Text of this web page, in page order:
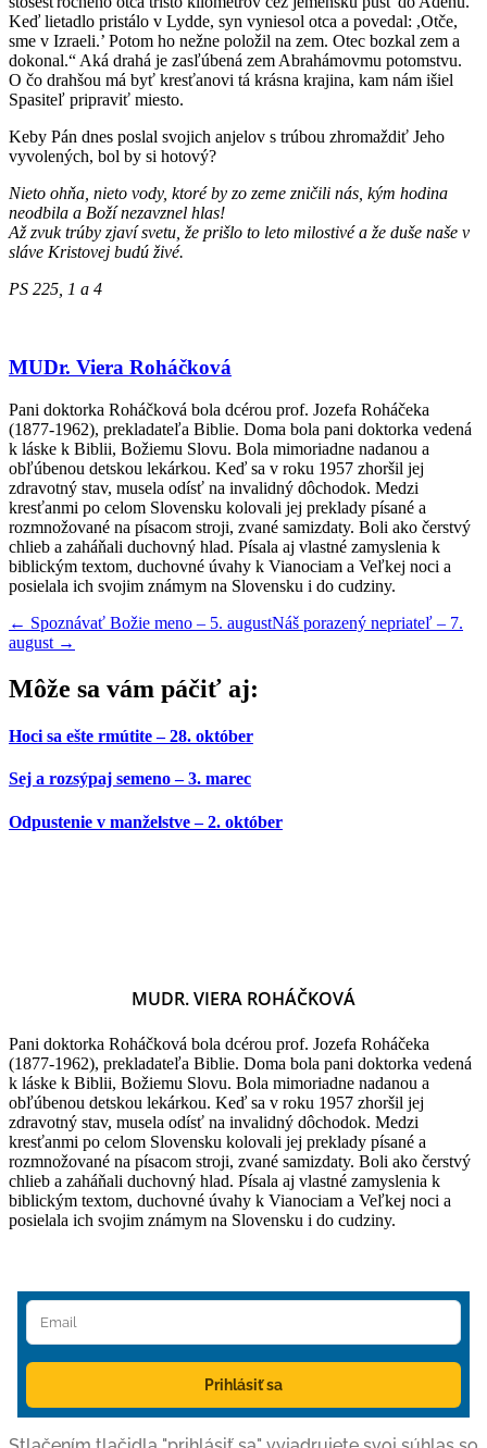
Keď lietadlo pristálo v Lydde, syn vyniesol otca a povedal: ,Otče,
sme v Izraeli.’ Potom ho nežne položil na zem. Otec bozkal zem a
dokonal.“ Aká drahá je zasľúbená zem Abrahámovmu potomstvu.
O čo drahšou má byť kresťanovi tá krásna krajina, kam nám išiel
Spasiteľ pripraviť miesto.
Keby Pán dnes poslal svojich anjelov s trúbou zhromaždiť Jeho
vyvolených, bol by si hotový?
Nieto ohňa, nieto vody, ktoré by zo zeme zničili nás, kým hodina
neodbila a Boží nezavznel hlas!
Až zvuk trúby zjaví svetu, že prišlo to leto milostivé a že duše naše v
sláve Kristovej budú živé.
PS 225, 1 a 4
MUDr. Viera Roháčková
Pani doktorka Roháčková bola dcérou prof. Jozefa Roháčeka
(1877-1962), prekladateľa Biblie. Doma bola pani doktorka vedená
k láske k Biblii, Božiemu Slovu. Bola mimoriadne nadanou a
obľúbenou detskou lekárkou. Keď sa v roku 1957 zhoršil jej
zdravotný stav, musela odísť na invalidný dôchodok. Medzi
kresťanmi po celom Slovensku kolovali jej preklady písané a
rozmnožované na písacom stroji, zvané samizdaty. Boli ako čerstvý
chlieb a zaháňali duchovný hlad. Písala aj vlastné zamyslenia k
biblickým textom, duchovné úvahy k Vianociam a Veľkej noci a
posielala ich svojim známym na Slovensku i do cudziny.
← Spoznávať Božie meno – 5. augustNáš porazený nepriateľ – 7.
august →
Môže sa vám páčiť aj:
Hoci sa ešte rmútite – 28. október
Sej a rozsýpaj semeno – 3. marec
Odpustenie v manželstve – 2. október
MUDR. VIERA ROHÁČKOVÁ
Pani doktorka Roháčková bola dcérou prof. Jozefa Roháčeka
(1877-1962), prekladateľa Biblie. Doma bola pani doktorka vedená
k láske k Biblii, Božiemu Slovu. Bola mimoriadne nadanou a
obľúbenou detskou lekárkou. Keď sa v roku 1957 zhoršil jej
zdravotný stav, musela odísť na invalidný dôchodok. Medzi
kresťanmi po celom Slovensku kolovali jej preklady písané a
rozmnožované na písacom stroji, zvané samizdaty. Boli ako čerstvý
chlieb a zaháňali duchovný hlad. Písala aj vlastné zamyslenia k
biblickým textom, duchovné úvahy k Vianociam a Veľkej noci a
posielala ich svojim známym na Slovensku i do cudziny.
Prihlásiť sa